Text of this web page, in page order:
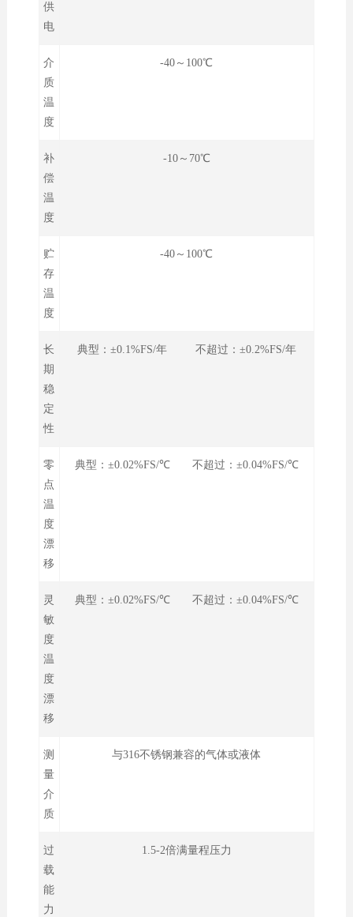
供
电
介
质
温
度
-40～100℃
补
偿
温
度
-10～70℃
贮
存
温
度
-40～100℃
长
期
稳
定
性
典型：±0.1%FS/年 不超过：±0.2%FS/年
零
点
温
度
漂
移
典型：±0.02%FS/℃ 不超过：±0.04%FS/℃
灵
敏
度
温
度
漂
移
典型：±0.02%FS/℃ 不超过：±0.04%FS/℃
测
量
介
质
与316不锈钢兼容的气体或液体
过
载
能
力
1.5-2倍满量程压力